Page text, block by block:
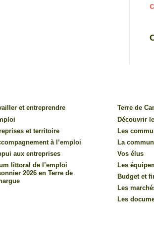
et entreprendre
et territoire
à l’emploi
aux entreprises
littoral de l’emploi
2026 en Terre de
Terre de
Découvrir
Les
La
Vos élus
Les
Budget et
Les
Les